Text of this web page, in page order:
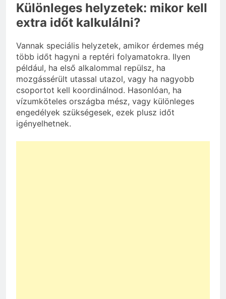
Különleges helyzetek: mikor kell
extra időt kalkulálni?
Vannak speciális helyzetek, amikor érdemes még
több időt hagyni a reptéri folyamatokra. Ilyen
például, ha első alkalommal repülsz, ha
mozgássérült utassal utazol, vagy ha nagyobb
csoportot kell koordinálnod. Hasonlóan, ha
vízumköteles országba mész, vagy különleges
engedélyek szükségesek, ezek plusz időt
igényelhetnek.